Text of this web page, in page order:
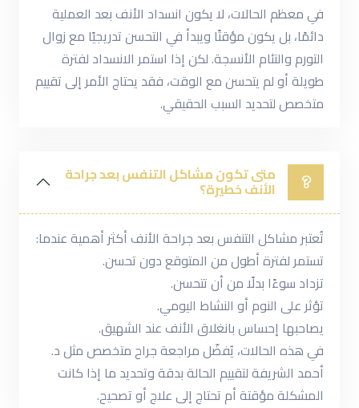
في معظم الحالات، لا يكون انسداد الأنف بعد العملية
دائمًا، بل يكون مؤقتًا ويبدأ في التحسن تدريجيًا مع زوال
التورم والتئام الأنسجة. لكن إذا استمر الانسداد لفترة
طويلة أو لم يتحسن مع الوقت، فقد يحتاج الأمر إلى تقييم
متخصص لتحديد السبب الحقيقي.
متى تكون مشاكل التنفس بعد جراحة
الأنف خطيرة؟
تُعتبر مشاكل التنفس بعد جراحة الأنف أكثر أهمية عندما:
تستمر لفترة أطول من المتوقع دون تحسن.
تزداد سوءًا بدلًا من أن تتحسن.
تؤثر على النوم أو النشاط اليومي.
يصاحبها إحساس بانغلاق الأنف عند الشهيق.
في هذه الحالات، يُفضّل مراجعة جراح متخصص مثل د.
أحمد الشريفة لتقييم الحالة بدقة وتحديد ما إذا كانت
المشكلة مؤقتة أم تحتاج إلى علاج أو تصحيح.